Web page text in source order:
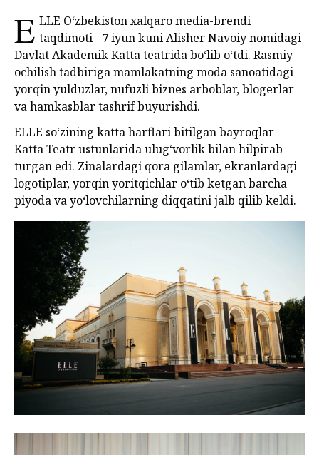
E LLE O‘zbekiston xalqaro media-brendi
taqdimoti - 7 iyun kuni Alisher Navoiy nomidagi
Davlat Akademik Katta teatrida bo‘lib o‘tdi. Rasmiy
ochilish tadbiriga mamlakatning moda sanoatidagi
yorqin yulduzlar, nufuzli biznes arboblar, blogerlar
va hamkasblar tashrif buyurishdi.
ELLE so‘zining katta harflari bitilgan bayroqlar
Katta Teatr ustunlarida ulug‘vorlik bilan hilpirab
turgan edi. Zinalardagi qora gilamlar, ekranlardagi
logotiplar, yorqin yoritqichlar o‘tib ketgan barcha
piyoda va yo‘lovchilarning diqqatini jalb qilib keldi.